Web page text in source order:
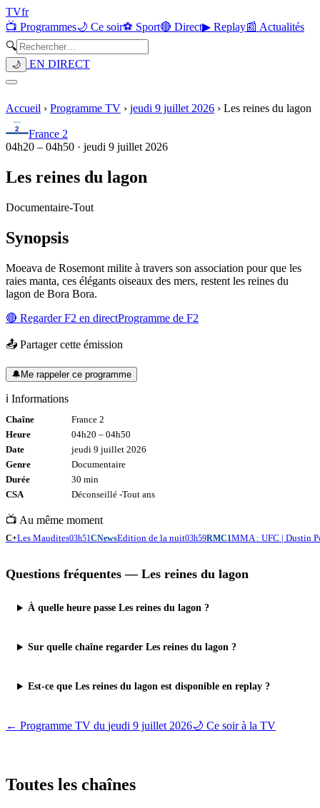
TVfr
📺 Programmes🌙 Ce soir⚽ Sport🔴 Direct▶ Replay📰 Actualités
🔍
🌙 EN DIRECT
Accueil › Programme TV › jeudi 9 juillet 2026 › Les reines du lagon
France 2
04h20 – 04h50 · jeudi 9 juillet 2026
Les reines du lagon
Documentaire-Tout
Synopsis
Moeava de Rosemont milite à travers son association pour que les
raies manta, ces élégants oiseaux des mers, restent les reines du
lagon de Bora Bora.
🔴 RegarderF2 en directProgramme de F2
📤 Partager cette émission
🔔Me rappeler ce programme
ℹ️ Informations
Chaîne
France 2
Heure
04h20 – 04h50
Date
jeudi 9 juillet 2026
Genre
Documentaire
Durée
30 min
CSA
Déconseillé -Tout ans
📺 Au même moment
C+Les Maudites03h51CNewsEdition de la nuit03h59RMC1MMA : UFC | Dustin
Questions fréquentes — Les reines du lagon
À quelle heure passe Les reines du lagon ?
Sur quelle chaîne regarder Les reines du lagon ?
Est-ce que Les reines du lagon est disponible en replay ?
← Programme TV du jeudi 9 juillet 2026🌙 Ce soir à la TV
Toutes les chaînes